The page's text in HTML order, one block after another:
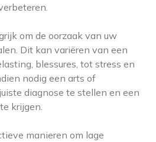
om de oorzaak van uw
Dit kan variëren van een
blessures, tot stress en
nodig een arts of
diagnose te stellen en een
krijgen.
manieren om lage